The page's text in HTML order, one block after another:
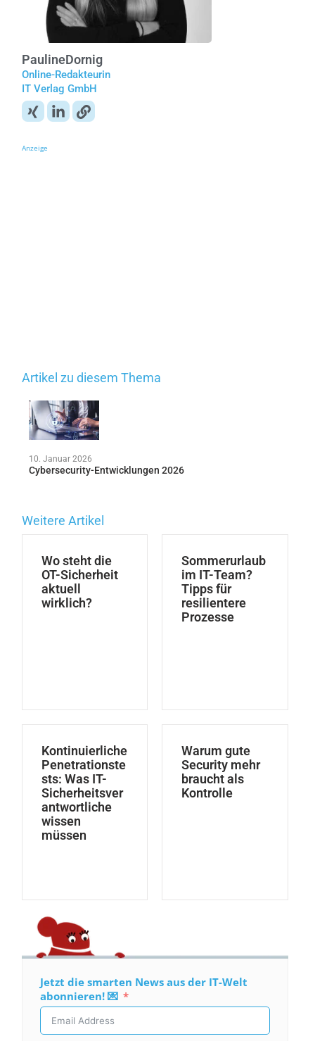
PaulineDornig
Online-Redakteurin
IT Verlag GmbH
Anzeige
Artikel zu diesem Thema
10. Januar 2026
Cybersecurity-Entwicklungen 2026
Weitere Artikel
Wo steht die
OT-Sicherheit
aktuell
wirklich?
Sommerurlaub
im IT-Team?
Tipps für
resilientere
Prozesse
Kontinuierliche
Penetrationste
sts: Was IT-
Sicherheitsver
antwortliche
wissen
müssen
Warum gute
Security mehr
braucht als
Kontrolle
Jetzt die smarten News aus der IT-Welt
abonnieren! 💌